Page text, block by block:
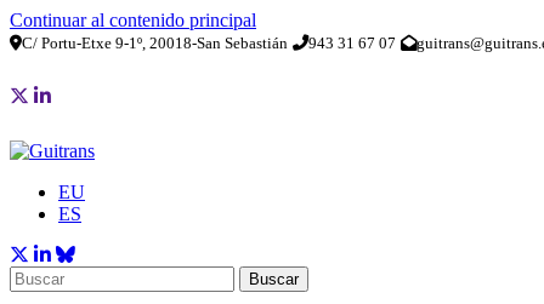
Continuar al contenido principal
C/ Portu-Etxe 9-1º, 20018-San Sebastián 943 31 67 07
EU
ES
Buscar